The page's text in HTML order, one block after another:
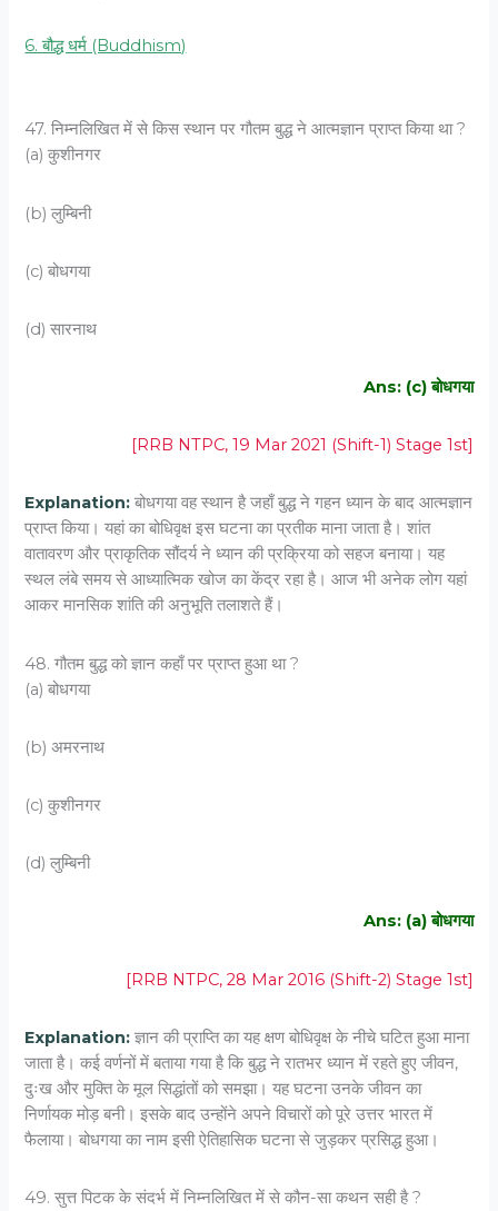
6. बौद्ध धर्म (Buddhism)
47. निम्नलिखित में से किस स्थान पर गौतम बुद्ध ने आत्मज्ञान प्राप्त किया था ?
(a) कुशीनगर
(b) लुम्बिनी
(c) बोधगया
(d) सारनाथ
Ans: (c) बोधगया
[RRB NTPC, 19 Mar 2021 (Shift-1) Stage 1st]
Explanation: बोधगया वह स्थान है जहाँ बुद्ध ने गहन ध्यान के बाद आत्मज्ञान
प्राप्त किया। यहां का बोधिवृक्ष इस घटना का प्रतीक माना जाता है। शांत
वातावरण और प्राकृतिक सौंदर्य ने ध्यान की प्रक्रिया को सहज बनाया। यह
स्थल लंबे समय से आध्यात्मिक खोज का केंद्र रहा है। आज भी अनेक लोग यहां
आकर मानसिक शांति की अनुभूति तलाशते हैं।
48. गौतम बुद्ध को ज्ञान कहाँ पर प्राप्त हुआ था ?
(a) बोधगया
(b) अमरनाथ
(c) कुशीनगर
(d) लुम्बिनी
Ans: (a) बोधगया
[RRB NTPC, 28 Mar 2016 (Shift-2) Stage 1st]
Explanation:ज्ञान की प्राप्ति का यह क्षण बोधिवृक्ष के नीचे घटित हुआ माना
जाता है। कई वर्णनों में बताया गया है कि बुद्ध ने रातभर ध्यान में रहते हुए जीवन,
दुःख और मुक्ति के मूल सिद्धांतों को समझा। यह घटना उनके जीवन का
निर्णायक मोड़ बनी। इसके बाद उन्होंने अपने विचारों को पूरे उत्तर भारत में
फैलाया। बोधगया का नाम इसी ऐतिहासिक घटना से जुड़कर प्रसिद्ध हुआ।
49. सुत्त पिटक के संदर्भ में निम्नलिखित में से कौन-सा कथन सही है ?